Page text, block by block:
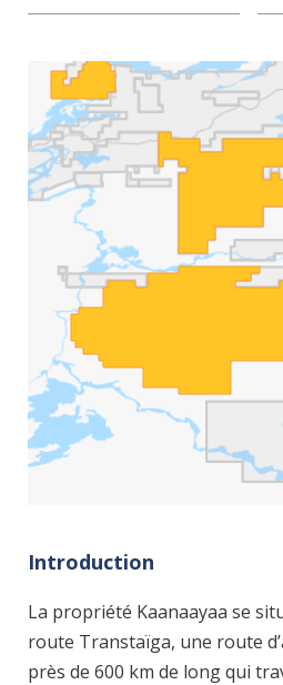
Introduction
La propriété Kaanaayaa se
route Transtaïga, une route
près de 600 km de long qui